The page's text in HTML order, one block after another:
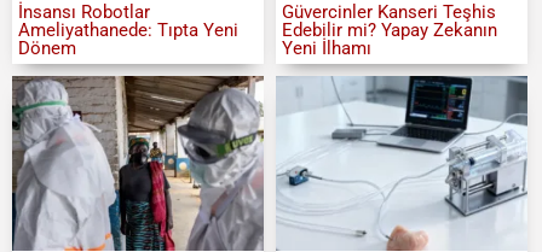
İnsansı Robotlar
Ameliyathanede: Tıpta Yeni
Dönem
Güvercinler Kanseri Teşhis
Edebilir mi? Yapay Zekanın
Yeni İlhamı